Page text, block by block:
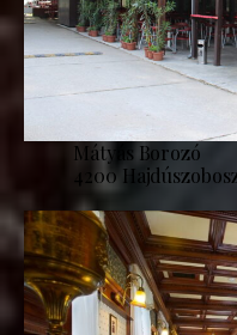
Mátyás Borozó
4200